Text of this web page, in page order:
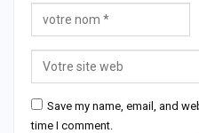
Save my name, email, and
time I comment.